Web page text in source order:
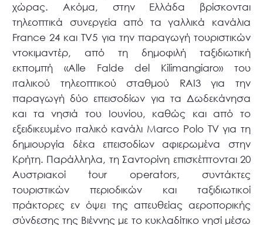
χώρας. Ακόμα, στην Ελλάδα βρίσκονται
τηλεοπτικά συνεργεία από τα γαλλικά κανάλια
France 24 και TV5 για την παραγωγή τουριστικών
ντοκιμαντέρ, από τη δημοφιλή ταξιδιωτική
εκπομπή «Alle Falde del Kilimangiaro» του
ιταλικού τηλεοπτικού σταθμού RAI3 για την
παραγωγή δύο επεισοδίων για τα Δωδεκάνησα
και τα νησιά του Ιουνίου, καθώς και από το
εξειδικευμένο ιταλικό κανάλι Marco Polo TV για τη
δημιουργία δέκα επεισοδίων αφιερωμένα στην
Κρήτη. Παράλληλα, τη Σαντορίνη επισκέπτονται 20
Αυστριακοί tour operators, συντάκτες
τουριστικών περιοδικών και ταξιδιωτικοί
πράκτορες εν όψει της απευθείας αεροπορικής
σύνδεσης της Βιέννης με το κυκλαδίτικο νησί μέσω